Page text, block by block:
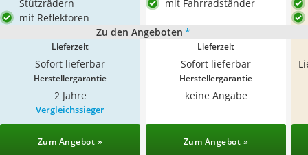
Stützrädern
mit Reflektoren
mit Fahrradständer
Zu den Angeboten *
Lieferzeit
Sofort lieferbar
Lieferzeit
Sofort lieferbar
Herstellergarantie
2 Jahre
Herstellergarantie
keine Angabe
Vergleichssieger
Zum Angebot » Zum Angebot »